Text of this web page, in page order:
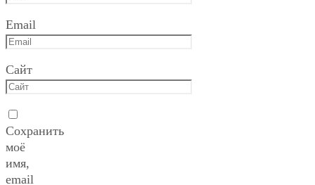
Email
Сайт
Сохранить
моё
имя,
email